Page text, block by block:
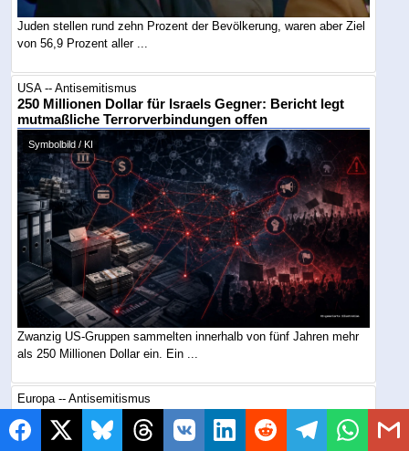
Juden stellen rund zehn Prozent der Bevölkerung, waren aber Ziel
von 56,9 Prozent aller ...
USA -- Antisemitismus
250 Millionen Dollar für Israels Gegner: Bericht legt
mutmaßliche Terrorverbindungen offen
Symbolbild / KI
Zwanzig US-Gruppen sammelten innerhalb von fünf Jahren mehr
als 250 Millionen Dollar ein. Ein ...
Europa -- Antisemitismus
Ronaldo-Partnerin